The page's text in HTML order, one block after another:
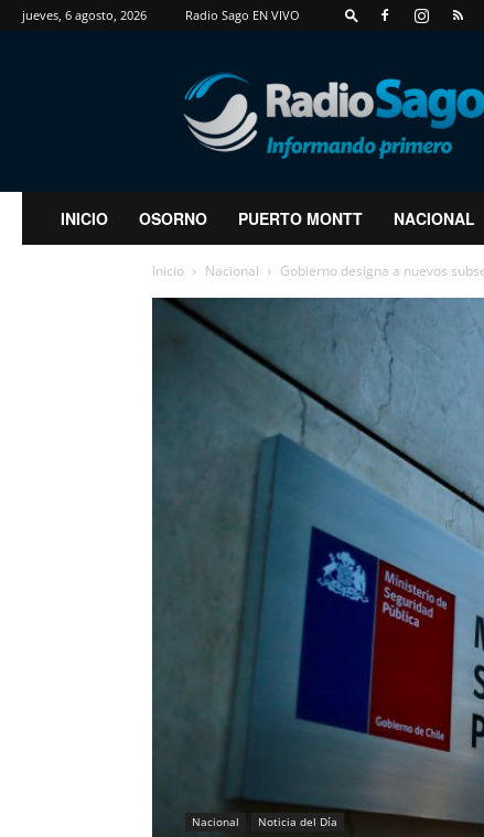
jueves, 6 agosto, 2026 Radio Sago EN VIVO
RadioSago
INICIO OSORNO PUERTO MONTT NACIONAL
Inicio Nacional Gobierno designa a nuevos
Nacional Noticia del Día